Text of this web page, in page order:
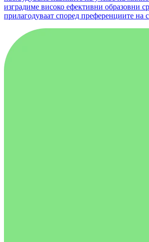
изградиме високо ефективни образовни
прилагодуваат според преференциите на